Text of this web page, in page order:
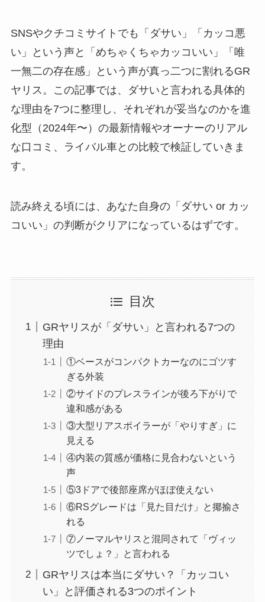
SNSやクチコミサイトでも「ダサい」「カッコ悪
い」という声と「めちゃくちゃカッコいい」「唯
一無二の存在感」という声が真っ二つに割れるGR
ヤリス。この記事では、ダサいと言われる具体的
な理由を7つに整理し、それぞれが妥当なのかを進
化型（2024年〜）の最新情報やオーナーのリアル
な口コミ、ライバル車との比較で検証していきま
す。
読み終える頃には、あなた自身の「ダサい or カッ
コいい」の判断がクリアになっているはずです。
目次
GRヤリスが「ダサい」と言われる7つの
理由
①ベースがコンパクトカーなのにゴツす
ぎる外装
②サイドのプレスラインが後ろ下がりで
違和感がある
③大型リアスポイラーが「やりすぎ」に
見える
④内装の質感が価格に見合わないという
声
⑤3ドアで後部座席がほぼ使えない
⑥RSグレードは「見た目だけ」と揶揄さ
れる
⑦ノーマルヤリスと混同されて「ヴィッ
ツでしょ？」と言われる
GRヤリスは本当にダサい？「カッコい
い」と評価される3つのポイント